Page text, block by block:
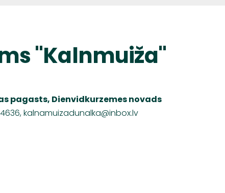
"Kalnmuiža"
pagasts, Dienvidkurzemes novads
kalnamuizadunalka@inbox.lv